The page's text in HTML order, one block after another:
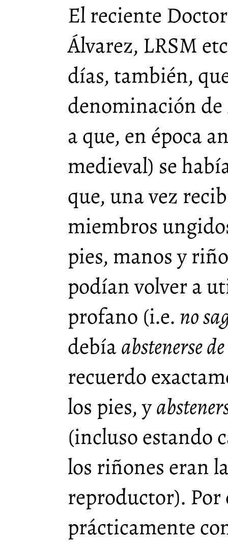
El reciente
Álvarez, LRSM
días, también,
denominación de
a que, en época
medieval) se
que, una vez
miembros
pies, manos y
podían volver a
profano (i.e. no
debíaabstenerse
recuerdo
los pies, y
(incluso estando
los riñones eran
reproductor). Por
prácticamente